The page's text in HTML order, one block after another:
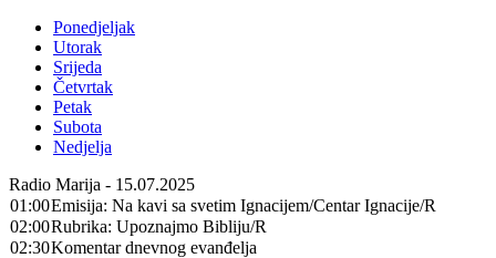
Ponedjeljak
Utorak
Srijeda
Četvrtak
Petak
Subota
Nedjelja
Radio Marija - 15.07.2025
01:00Emisija: Na kavi sa svetim Ignacijem/Centar Ignacije/R
02:00Rubrika: Upoznajmo Bibliju/R
02:30Komentar dnevnog evanđelja